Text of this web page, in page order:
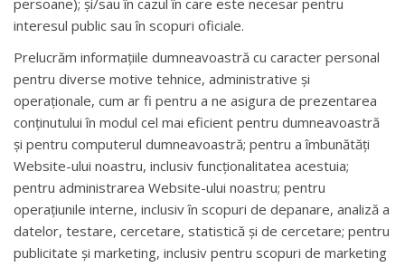
persoane); și/sau în cazul în care este necesar pentru
interesul public sau în scopuri oficiale.
Prelucrăm informațiile dumneavoastră cu caracter personal
pentru diverse motive tehnice, administrative și
operaționale, cum ar fi pentru a ne asigura de prezentarea
conținutului în modul cel mai eficient pentru dumneavoastră
și pentru computerul dumneavoastră; pentru a îmbunătăți
Website-ului noastru, inclusiv funcționalitatea acestuia;
pentru administrarea Website-ului noastru; pentru
operațiunile interne, inclusiv în scopuri de depanare, analiză a
datelor, testare, cercetare, statistică și de cercetare; pentru
publicitate și marketing, inclusiv pentru scopuri de marketing